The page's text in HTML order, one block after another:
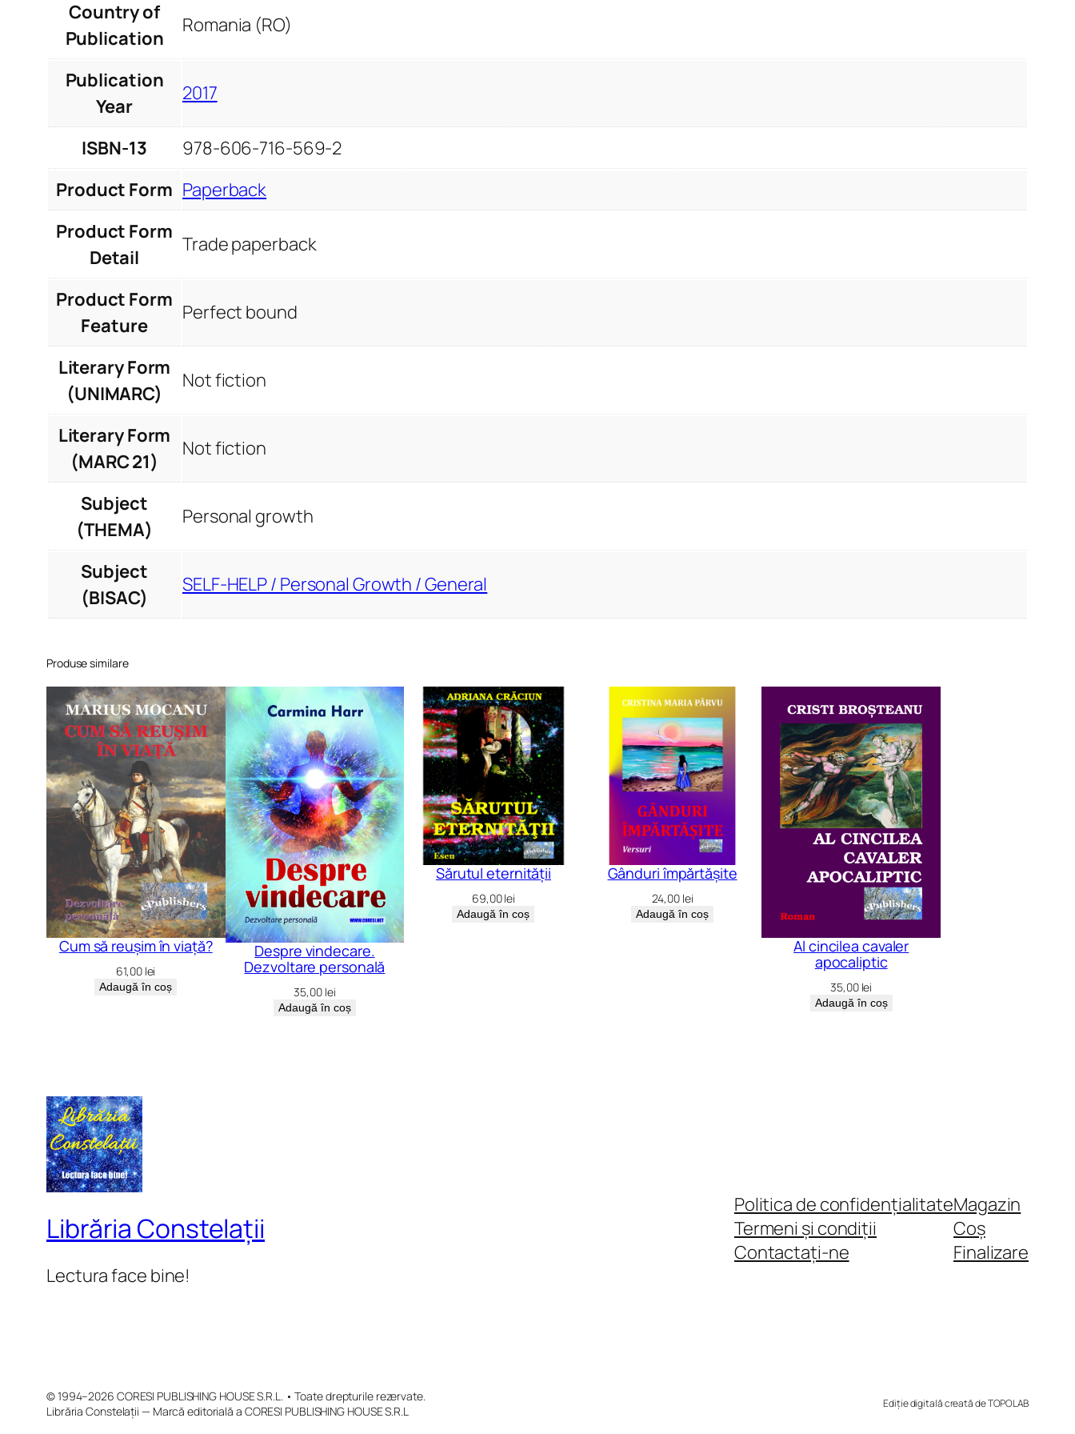
Country of
Publication
Romania (RO)
Publication
Year
2017
ISBN-13
978-606-716-569-2
Product Form Paperback
Product Form
Detail
Trade paperback
Product Form
Feature
Perfect bound
Literary Form
(UNIMARC)
Not fiction
Literary Form
(MARC 21)
Not fiction
Subject
(THEMA)
Personal growth
Subject
(BISAC)
SELF-HELP / Personal Growth / General
Produse similare
Cum să reușim în viață?
61,00 lei
Adaugă în coș
Despre vindecare.
Dezvoltare personală
35,00 lei
Adaugă în coș
Sărutul eternității
69,00lei
Adaugă în coș
Gânduri împărtășite
24,00 lei
Adaugă în coș
Al cincilea cavaler
apocaliptic
35,00 lei
Adaugă în coș
Librăria Constelații
Lectura face bine!
Politica de confidențialitate
Termeni și condiții
Contactați-ne
Magazin
Coș
Finalizare
© 1994–2026 CORESI PUBLISHING HOUSE S.R.L. • Toate drepturile rezervate.
Librăria Constelații — Marcă editorială a CORESI PUBLISHING HOUSE S.R.L
Ediție digitală creată de TOPOLAB